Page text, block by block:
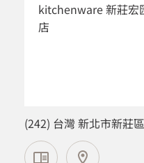
kitchenware 新莊宏
店
(242) 台灣 新北市新莊